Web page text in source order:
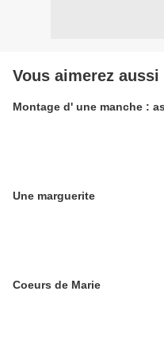
Vous aimerez aussi
Montage d' une manche :
Une marguerite
Coeurs de Marie